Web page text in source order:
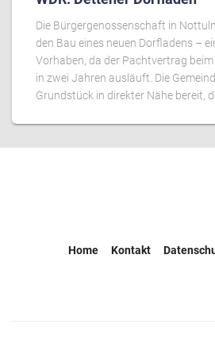
Die Bürgergenossenschaft in
den Bau eines neuen Dorfladens –
Vorhaben, da der Pachtvertrag
in zwei Jahren ausläuft. Die
Grundstück in direkter Nähe bereit,
Home Kontakt